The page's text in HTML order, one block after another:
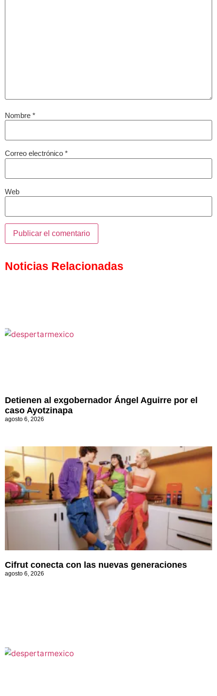
Nombre *
Correo electrónico *
Web
Noticias Relacionadas
Detienen al exgobernador Ángel Aguirre por el
caso Ayotzinapa
agosto 6, 2026
Cifrut conecta con las nuevas generaciones
agosto 6, 2026